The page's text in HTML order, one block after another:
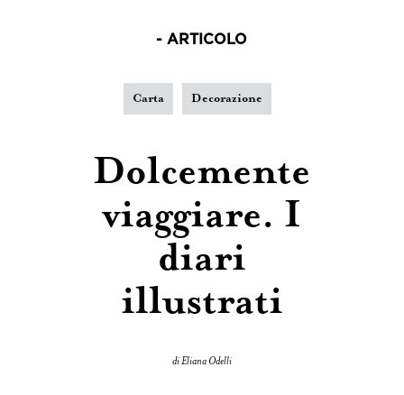
- ARTICOLO
Carta Decorazione
Dolcemente
viaggiare. I
diari
illustrati
di Eliana Odelli